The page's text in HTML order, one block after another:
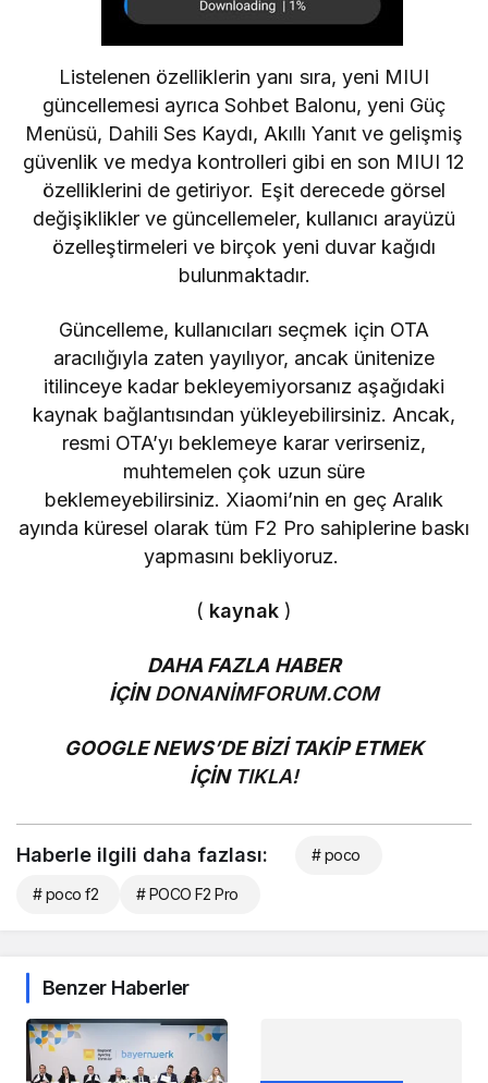
Listelenen özelliklerin yanı sıra, yeni MIUI
güncellemesi ayrıca Sohbet Balonu, yeni Güç
Menüsü, Dahili Ses Kaydı, Akıllı Yanıt ve gelişmiş
güvenlik ve medya kontrolleri gibi en son MIUI 12
özelliklerini de getiriyor. Eşit derecede görsel
değişiklikler ve güncellemeler, kullanıcı arayüzü
özelleştirmeleri ve birçok yeni duvar kağıdı
bulunmaktadır.
Güncelleme, kullanıcıları seçmek için OTA
aracılığıyla zaten yayılıyor, ancak ünitenize
itilinceye kadar bekleyemiyorsanız aşağıdaki
kaynak bağlantısından yükleyebilirsiniz. Ancak,
resmi OTA’yı beklemeye karar verirseniz,
muhtemelen çok uzun süre
beklemeyebilirsiniz. Xiaomi’nin en geç Aralık
ayında küresel olarak tüm F2 Pro sahiplerine baskı
yapmasını bekliyoruz.
( kaynak )
DAHA FAZLA HABER
İÇİNDONANİMFORUM.COM
GOOGLE NEWS’DE BİZİ TAKİP ETMEK
İÇİN TIKLA!
Haberle ilgili daha fazlası: # poco
# poco f2 # POCO F2 Pro
Benzer Haberler